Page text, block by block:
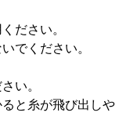
ださい。
でください。
い。
と糸が飛び出しや